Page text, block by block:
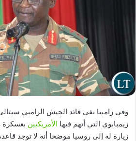
وفي زامبيا نفى قائد الجيش الزامبي
زيمبابوي التي أتهم فيها الأمريكيين بعسكرة
زيارة له إلى روسيا موضحا أنه لا توجد